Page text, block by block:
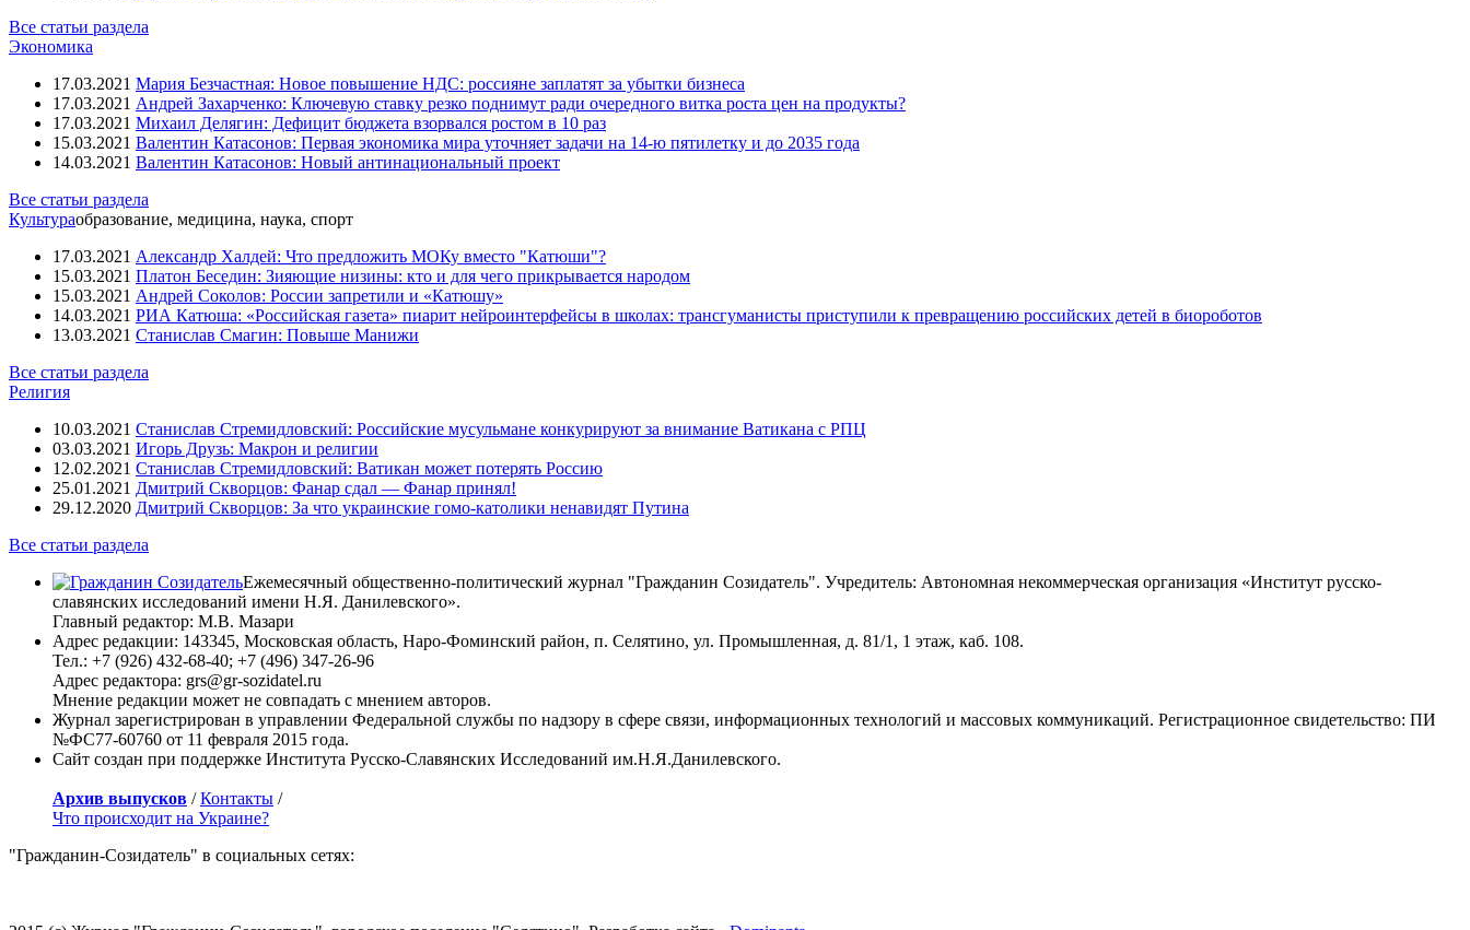
Все статьи раздела
Экономика
17.03.2021 Мария Безчастная: Новое повышение НДС: россияне заплатят за убытки бизнеса
17.03.2021 Андрей Захарченко: Ключевую ставку резко поднимут ради очередного витка роста цен на продукты?
17.03.2021 Михаил Делягин: Дефицит бюджета взорвался ростом в 10 раз
15.03.2021 Валентин Катасонов: Первая экономика мира уточняет задачи на 14-ю пятилетку и до 2035 года
14.03.2021 Валентин Катасонов: Новый антинациональный проект
Все статьи раздела
Культураобразование, медицина, наука, спорт
17.03.2021 Александр Халдей: Что предложить МОКу вместо "Катюши"?
15.03.2021 Платон Беседин: Зияющие низины: кто и для чего прикрывается народом
15.03.2021 Андрей Соколов: России запретили и «Катюшу»
14.03.2021 РИА Катюша: «Российская газета» пиарит нейроинтерфейсы в школах: трансгуманисты приступили к превращению российских детей в биороботов
13.03.2021 Станислав Смагин: Повыше Манижи
Все статьи раздела
Религия
10.03.2021 Станислав Стремидловский: Российские мусульмане конкурируют за внимание Ватикана с РПЦ
03.03.2021 Игорь Друзь: Макрон и религии
12.02.2021 Станислав Стремидловский: Ватикан может потерять Россию
25.01.2021 Дмитрий Скворцов: Фанар сдал — Фанар принял!
29.12.2020 Дмитрий Скворцов: За что украинские гомо-католики ненавидят Путина
Все статьи раздела
Ежемесячный общественно-политический журнал "Гражданин Созидатель". Учредитель: Автономная некоммерческая организация «Институт русско-
славянских исследований имени Н.Я. Данилевского».
Главный редактор: М.В. Мазари
Адрес редакции: 143345, Московская область, Наро-Фоминский район, п. Селятино, ул. Промышленная, д. 81/1, 1 этаж, каб. 108.
Тел.: +7 (926) 432-68-40; +7 (496) 347-26-96
Адрес редактора: grs@gr-sozidatel.ru
Мнение редакции может не совпадать с мнением авторов.
Журнал зарегистрирован в управлении Федеральной службы по надзору в сфере связи, информационных технологий и массовых коммуникаций. Регистрационное свидетельство: ПИ
№ФС77-60760 от 11 февраля 2015 года.
Сайт создан при поддержке Института Русско-Славянских Исследований им.Н.Я.Данилевского.
Архив выпусков /Контакты /
Что происходит на Украине?
"Гражданин-Созидатель" в социальных сетях: